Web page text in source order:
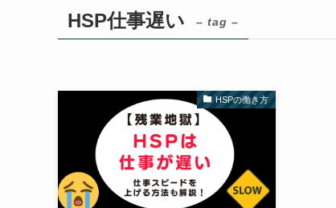
HSP仕事遅い – tag –
HSPの働き方